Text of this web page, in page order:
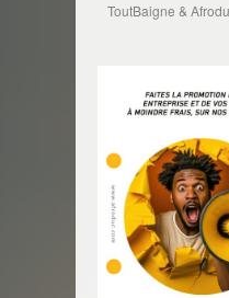
ToutBaigne &